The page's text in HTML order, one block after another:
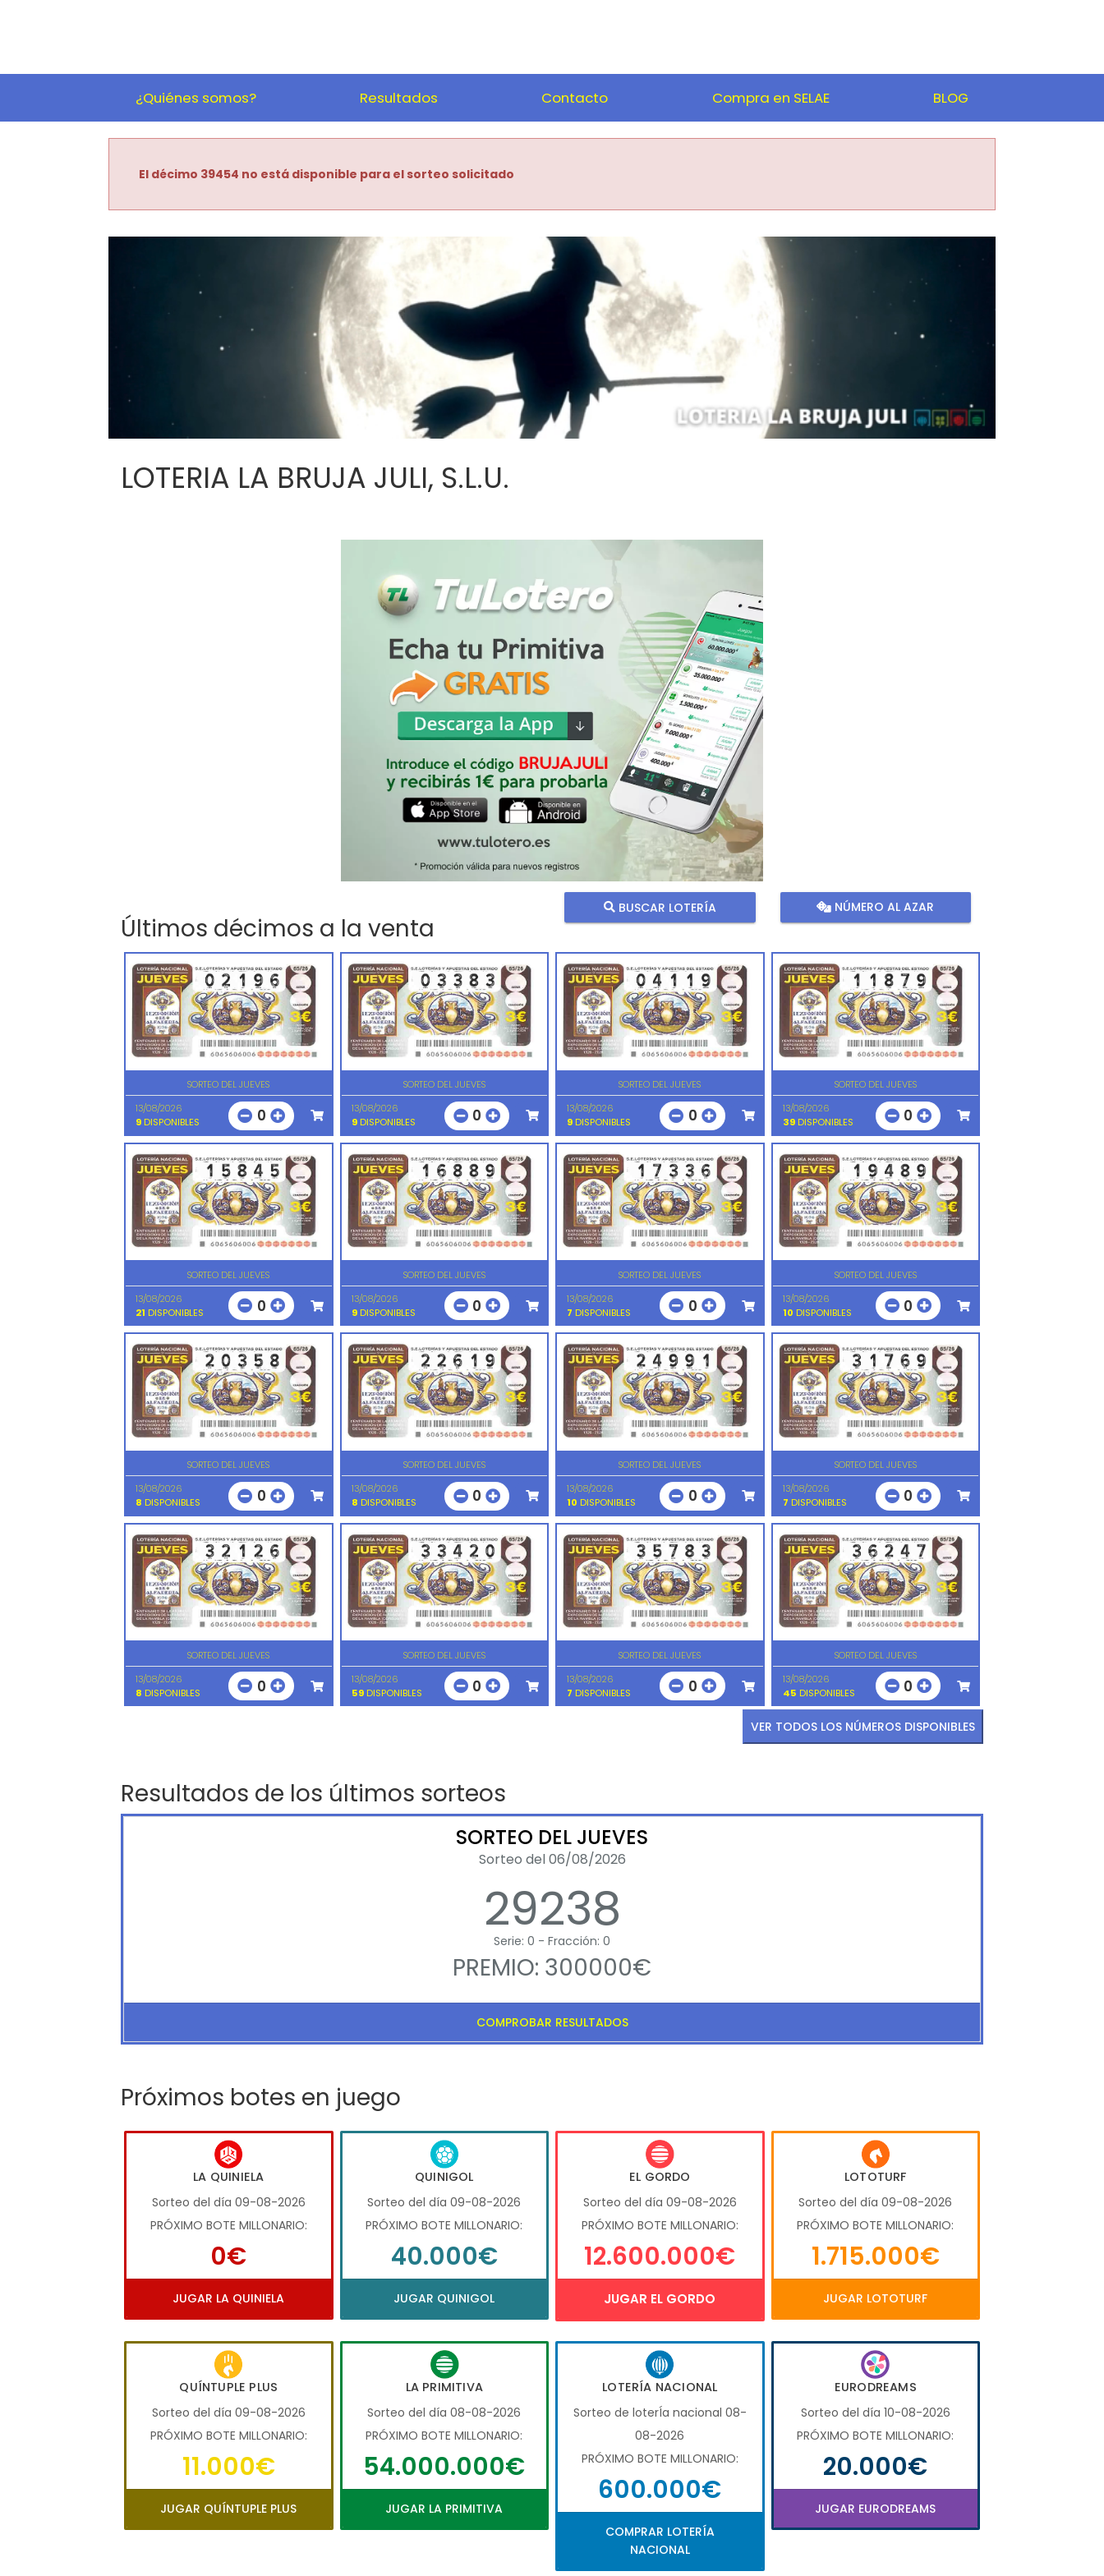
¿Quiénes somos? Resultados Contacto Compra en SELAE BLOG
El décimo 39454 no está disponible para el sorteo solicitado
LOTERIA LA BRUJA JULI, S.L.U.
Últimos décimos a la venta
BUSCAR LOTERÍA NÚMERO AL AZAR
SORTEO DEL JUEVES
13/08/2026
9 DISPONIBLES 0
SORTEO DEL JUEVES
13/08/2026
9DISPONIBLES 0
SORTEO DEL JUEVES
13/08/2026
9 DISPONIBLES 0
SORTEO DEL JUEVES
13/08/2026
39DISPONIBLES 0
SORTEO DEL JUEVES
13/08/2026
21 DISPONIBLES 0
SORTEO DEL JUEVES
13/08/2026
9DISPONIBLES 0
SORTEO DEL JUEVES
13/08/2026
7 DISPONIBLES 0
SORTEO DEL JUEVES
13/08/2026
10 DISPONIBLES 0
SORTEO DEL JUEVES
13/08/2026
8 DISPONIBLES 0
SORTEO DEL JUEVES
13/08/2026
8 DISPONIBLES 0
SORTEO DEL JUEVES
13/08/2026
10 DISPONIBLES 0
SORTEO DEL JUEVES
13/08/2026
7 DISPONIBLES 0
SORTEO DEL JUEVES
13/08/2026
8 DISPONIBLES 0
SORTEO DEL JUEVES
13/08/2026
59DISPONIBLES 0
SORTEO DEL JUEVES
13/08/2026
7 DISPONIBLES 0
SORTEO DEL JUEVES
13/08/2026
45 DISPONIBLES 0
VER TODOS LOS NÚMEROS DISPONIBLES
Resultados de los últimos sorteos
SORTEO DEL JUEVES
Sorteo del 06/08/2026
29238
Serie: 0 - Fracción: 0
PREMIO: 300000€
COMPROBAR RESULTADOS
Próximos botes en juego
LA QUINIELA
Sorteo del día 09-08-2026
PRÓXIMO BOTE MILLONARIO:
0€
JUGAR LA QUINIELA
QUINIGOL
Sorteo del día 09-08-2026
PRÓXIMO BOTE MILLONARIO:
40.000€
JUGAR QUINIGOL
EL GORDO
Sorteo del día 09-08-2026
PRÓXIMO BOTE MILLONARIO:
12.600.000€
JUGAR EL GORDO
LOTOTURF
Sorteo del día 09-08-2026
PRÓXIMO BOTE MILLONARIO:
1.715.000€
JUGAR LOTOTURF
QUÍNTUPLE PLUS
Sorteo del día 09-08-2026
PRÓXIMO BOTE MILLONARIO:
11.000€
JUGAR QUÍNTUPLE PLUS
LA PRIMITIVA
Sorteo del día 08-08-2026
PRÓXIMO BOTE MILLONARIO:
54.000.000€
JUGAR LA PRIMITIVA
LOTERÍA NACIONAL
Sorteo de loterÍa nacional 08-
08-2026
PRÓXIMO BOTE MILLONARIO:
600.000€
COMPRAR LOTERÍA
NACIONAL
EURODREAMS
Sorteo del día 10-08-2026
PRÓXIMO BOTE MILLONARIO:
20.000€
JUGAR EURODREAMS